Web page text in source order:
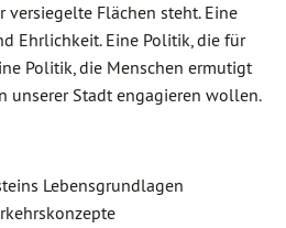
Flächen steht. Eine
Ehrlichkeit. Eine Politik, die für
Politik, die Menschen ermutigt
unserer Stadt engagieren wollen.
Lebensgrundlagen